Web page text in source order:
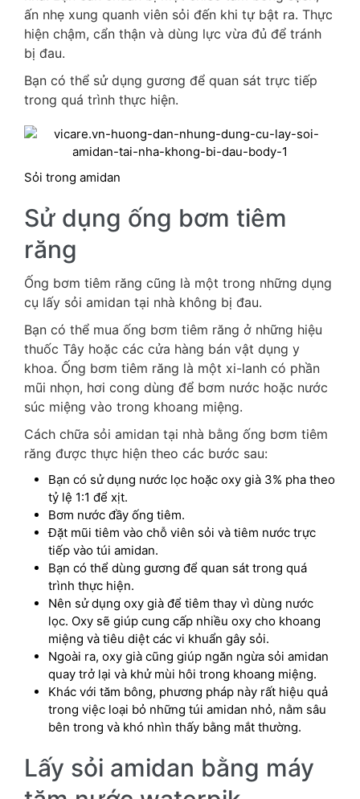
ấn nhẹ xung quanh viên sỏi đến khi tự bật ra. Thực
hiện chậm, cẩn thận và dùng lực vừa đủ để tránh
bị đau.
Bạn có thể sử dụng gương để quan sát trực tiếp
trong quá trình thực hiện.
Sỏi trong amidan
Sử dụng ống bơm tiêm
răng
Ống bơm tiêm răng cũng là một trong những dụng
cụ lấy sỏi amidan tại nhà không bị đau.
Bạn có thể mua ống bơm tiêm răng ở những hiệu
thuốc Tây hoặc các cửa hàng bán vật dụng y
khoa. Ống bơm tiêm răng là một xi-lanh có phần
mũi nhọn, hơi cong dùng để bơm nước hoặc nước
súc miệng vào trong khoang miệng.
Cách chữa sỏi amidan tại nhà bằng ống bơm tiêm
răng được thực hiện theo các bước sau:
Bạn có sử dụng nước lọc hoặc oxy già 3% pha theo
tỷ lệ 1:1 để xịt.
Bơm nước đầy ống tiêm.
Đặt mũi tiêm vào chỗ viên sỏi và tiêm nước trực
tiếp vào túi amidan.
Bạn có thể dùng gương để quan sát trong quá
trình thực hiện.
Nên sử dụng oxy già để tiêm thay vì dùng nước
lọc. Oxy sẽ giúp cung cấp nhiều oxy cho khoang
miệng và tiêu diệt các vi khuẩn gây sỏi.
Ngoài ra, oxy già cũng giúp ngăn ngừa sỏi amidan
quay trở lại và khử mùi hôi trong khoang miệng.
Khác với tăm bông, phương pháp này rất hiệu quả
trong việc loại bỏ những túi amidan nhỏ, nằm sâu
bên trong và khó nhìn thấy bằng mắt thường.
Lấy sỏi amidan bằng máy